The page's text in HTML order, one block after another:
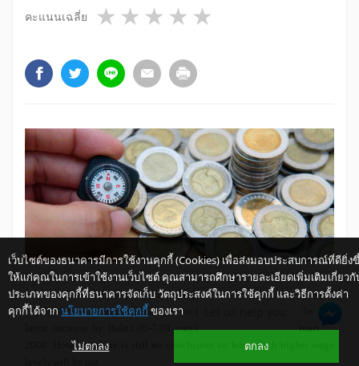
คะแนนเฉลี่ย 4 stars
3 stars
2 stars
1 star
The result of the Central Wage Committee meeting on April
18, 2008 was to approve the raise in minimum wage levels after the
latest increase by Baht1.00-7.00 varying by province on January 1,
2008. However, there is still no conclusion on how much higher wage
เว็บไซต์ของธนาคารมีการใช้งานคุกกี้ (Cookies) เพื่อส่งมอบประสบการณ์ที่ดียิ่ง
ให้แก่คุณในการเข้าใช้งานเว็บไซต์ คุณสามารถศึกษารายละเอียดเพิ่มเติมเกี่ยวกั
ประเภทของคุกกี้ที่ธนาคารจัดเก็บ วัตถุประสงค์ในการใช้คุกกี้ และวิธีการตั้งค่า
คุกกี้ได้จาก นโยบายการใช้คุกกี้ ของเรา
ไม่ตกลง ตกลง